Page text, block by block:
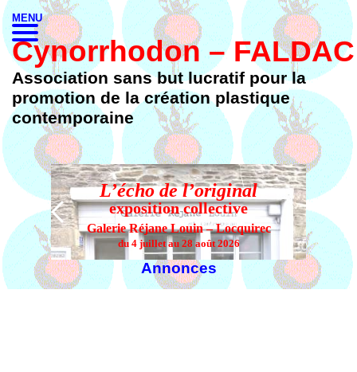
Cynorrhodon – FALDAC
Association sans but lucratif pour la
promotion de la création plastique
contemporaine
L’écho de l’original
exposition collective
Galerie Réjane Louin – Locquirec
du 4 juillet au 28 août 2026
Annonces
MENU